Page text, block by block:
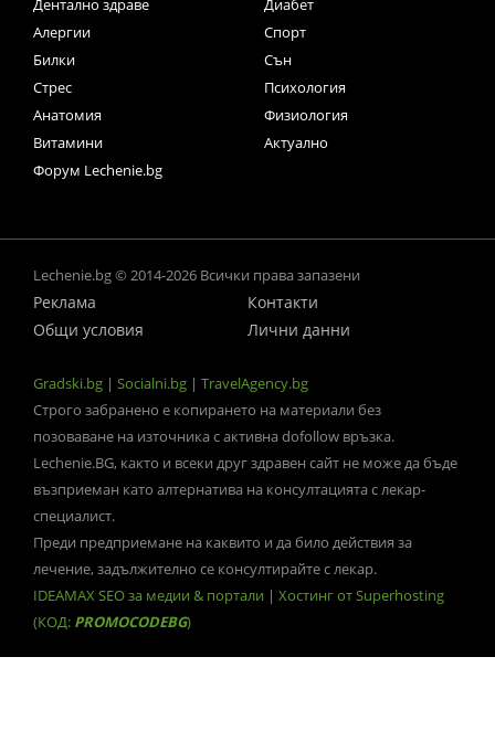
Дентално здраве
Диабет
Алергии
Спорт
Билки
Сън
Стрес
Психология
Анатомия
Физиология
Витамини
Актуално
Форум Lechenie.bg
Lechenie.bg © 2014-2026 Всички права запазени
Реклама
Контакти
Общи условия
Лични данни
Gradski.bg | Socialni.bg | TravelAgency.bg
Строго забранено е копирането на материали без
позоваване на източника с активна dofollow връзка.
Lechenie.BG, както и всеки друг здравен сайт не може да бъде
възприеман като алтернатива на консултацията с лекар-
специалист.
Преди предприемане на каквито и да било действия за
лечение, задължително се консултирайте с лекар.
IDEAMAX SEO за медии & портали | Хостинг от Superhosting
(КОД: PROMOCODEBG)